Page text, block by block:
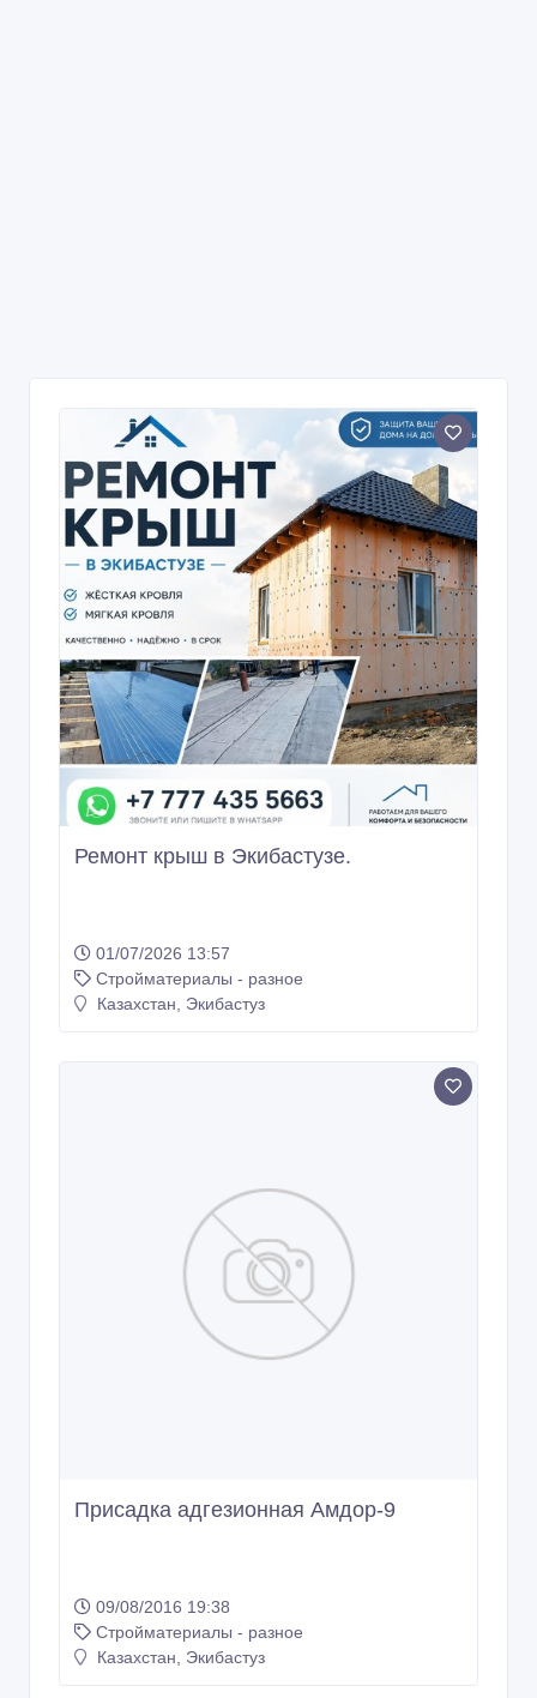
Ремонт крыш в Экибастузе.
01/07/2026 13:57
Стройматериалы - разное
Казахстан, Экибастуз
Присадка адгезионная Амдор-9
09/08/2016 19:38
Стройматериалы - разное
Казахстан, Экибастуз